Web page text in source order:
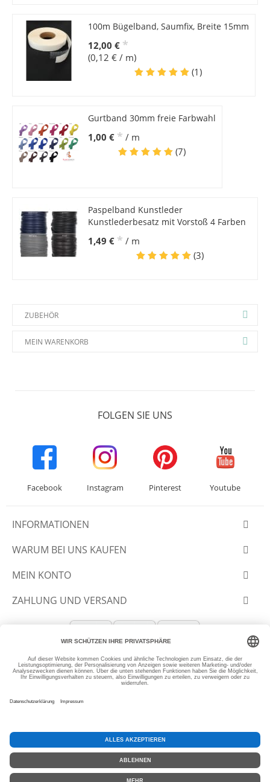
100m Bügelband, Saumfix, Breite 15mm
12,00 € *
(0,12 € / m)
(1)
Gurtband 30mm freie Farbwahl
1,00 € * / m
(7)
Paspelband Kunstleder
Kunstlederbesatz mit Vorstoß 4 Farben
1,49 € * / m
(3)
ZUBEHÖR
MEIN WARENKORB
FOLGEN SIE UNS
Facebook Instagram Pinterest Youtube
INFORMATIONEN
WARUM BEI UNS KAUFEN
MEIN KONTO
ZAHLUNG UND VERSAND
© 2012-2026 SLANTASTOFFE.DE
* Alle Preise inkl. MwSt, zzgl.Versand